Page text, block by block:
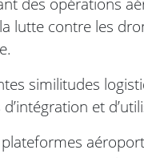
lutte contre les
similitudes
et